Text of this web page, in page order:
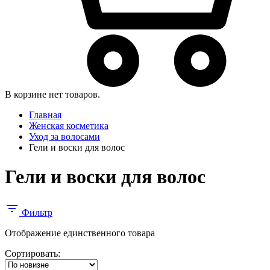
В корзине нет товаров.
Главная
Женская косметика
Уход за волосами
Гели и воски для волос
Гели и воски для волос
Фильтр
Отображение единственного товара
Сортировать: